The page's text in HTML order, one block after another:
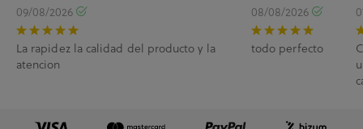
09/08/2026
La rapidez la calidad del producto y la
atencion
08/08/2026
todo perfecto